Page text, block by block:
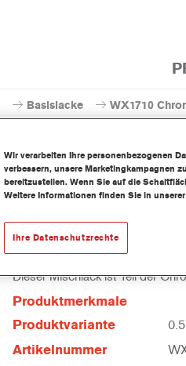
Basislacke WX1710
WX1710
Dieser Mischlack ist Teil der
Produktmerkmale
Produktvariante
Artikelnummer
Wir verarbeiten Ihre personenbezogenen
verbessern, unsere Marketingkampagnen
bereitzustellen. Wenn Sie auf die
Weitere Informationen finden Sie in
Ihre Datenschutzrechte